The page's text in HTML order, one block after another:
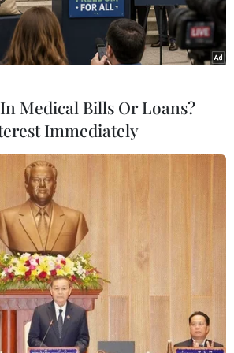
Leghari, Cảnh sát trưởng tỉnh
giao Arập Xêút đang lái xe thì
đi trên một chiếc xe máy bắn
đã thiệt mạng do bị trúng
Hung thủsau đó đã tẩu thoát.
biết sẽ điều tra xem vụ việcnày
chiến dịch tiêu diệt trùm khủng
là một vụ việc đơn lẻ.
thứ hai nhằm vào cáclợi ích
thành phố lớn nhất Pakistan
đầy một tuần.
Medical Bills Or Loans?
Immediately